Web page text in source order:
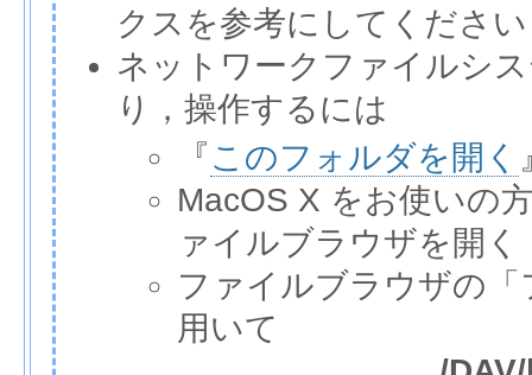
クスを参考にしてくださ
ネットワークファイルシ
り，操作するには
『このフォルダを開く
MacOS X をお使いの
ァイルブラウザを開く
ファイルブラウザの
用いて